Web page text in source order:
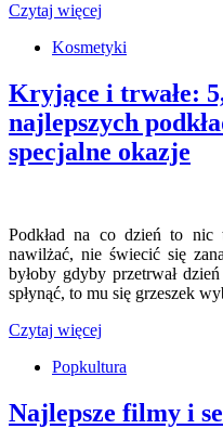
Czytaj więcej
Kosmetyki
Kryjące i trwałe:
najlepszych
specjalne okazje
Podkład na co dzień to nic
nawilżać, nie świecić się
byłoby gdyby przetrwał
spłynąć, to mu się grzeszek
Czytaj więcej
Popkultura
Najlepsze filmy i